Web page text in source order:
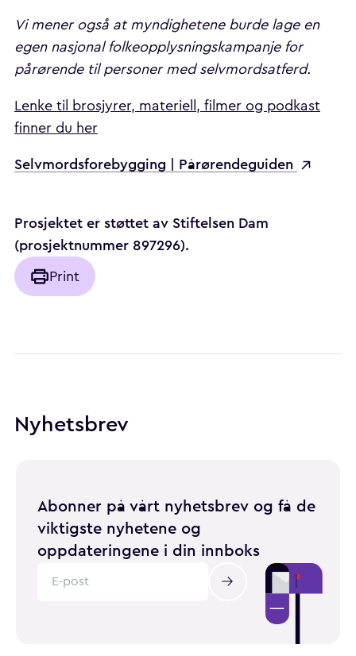
Vi mener også at myndighetene burde lage en
egen nasjonal folkeopplysningskampanje for
pårørende til personer med selvmordsatferd.
Lenke til brosjyrer, materiell, filmer og podkast
finner du her
Selvmordsforebygging | Pårørendeguiden
Prosjektet er støttet av Stiftelsen Dam
(prosjektnummer 897296).
Print
Nyhetsbrev
Abonner på vårt nyhetsbrev og få de
viktigste nyhetene og
oppdateringene i din innboks